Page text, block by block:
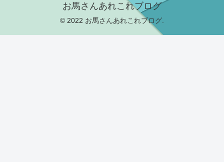
お馬さんあれこれブログ
© 2022 お馬さんあれこれブログ.